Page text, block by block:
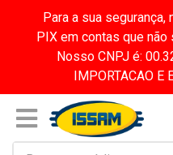
Para a sua
PIX em contas que
Nosso CNPJ é:
IMPORTACAO E